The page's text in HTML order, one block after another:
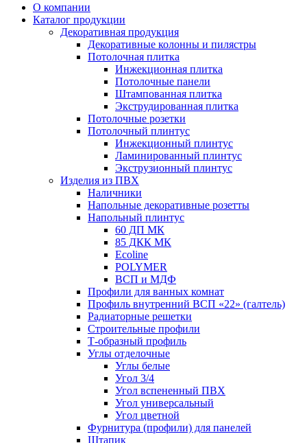
О компании
Каталог продукции
Декоративная продукция
Декоративные колонны и пилястры
Потолочная плитка
Инжекционная плитка
Потолочные панели
Штампованная плитка
Экструдированная плитка
Потолочные розетки
Потолочный плинтус
Инжекционный плинтус
Ламинированный плинтус
Экструзионный плинтус
Изделия из ПВХ
Наличники
Напольные декоративные розетты
Напольный плинтус
60 ДП МК
85 ДКК МК
Ecoline
POLYMER
ВСП и МДФ
Профили для ванных комнат
Профиль внутренний ВСП «22» (галтель)
Радиаторные решетки
Строительные профили
Т-образный профиль
Углы отделочные
Углы белые
Угол 3/4
Угол вспененный ПВХ
Угол универсальный
Угол цветной
Фурнитура (профили) для панелей
Штапик